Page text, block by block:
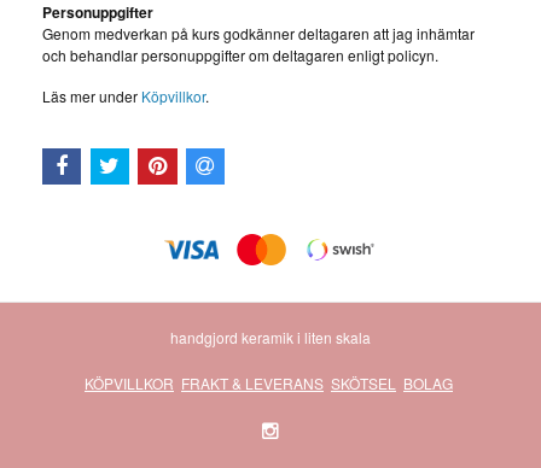
Personuppgifter
Genom medverkan på kurs godkänner deltagaren att jag inhämtar
och behandlar personuppgifter om deltagaren enligt policyn.
Läs mer under Köpvillkor.
handgjord keramik i liten skala
KÖPVILLKOR FRAKT & LEVERANS SKÖTSEL BOLAG